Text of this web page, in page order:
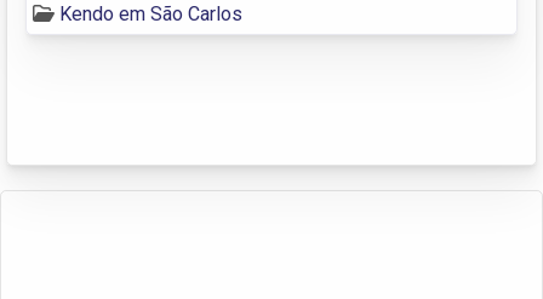
Kendo em São Carlos